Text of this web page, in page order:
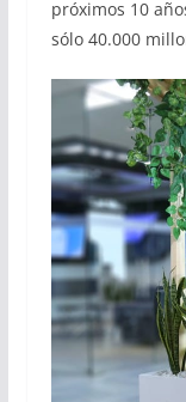
próximos 10
sólo 40.000